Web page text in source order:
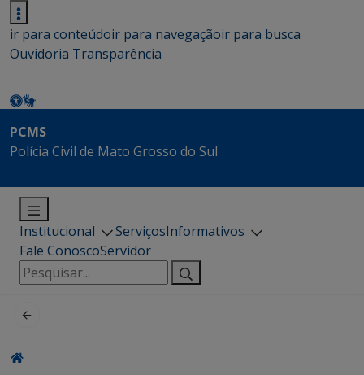
ir para conteúdoir para navegaçãoir para busca
Ouvidoria Transparência
PCMS
Polícia Civil de Mato Grosso do Sul
Institucional ServiçosInformativos
Fale ConoscoServidor
Pesquisar
por: